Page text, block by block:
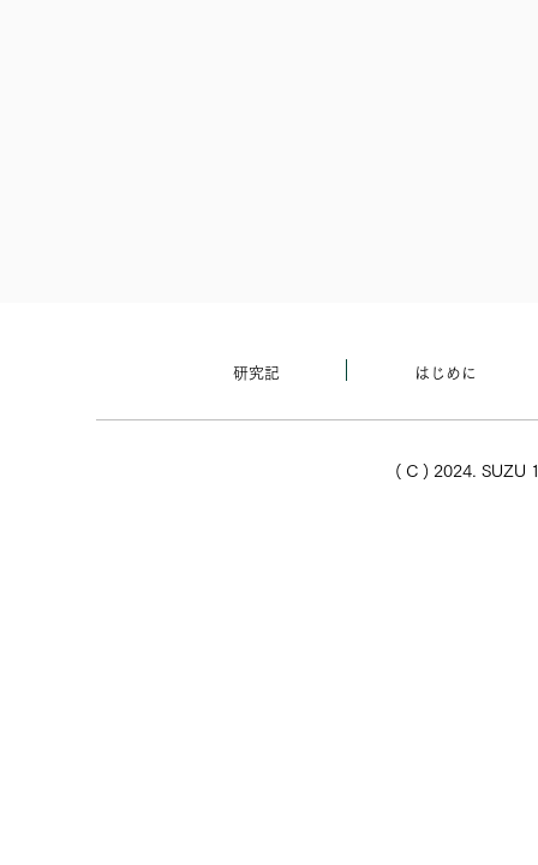
研究記 はじめに
( C ) 2024. SUZU